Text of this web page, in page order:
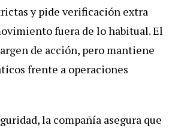
y pide verificación extra
fuera de lo habitual. El
de acción, pero mantiene
frente a operaciones
la compañía asegura que